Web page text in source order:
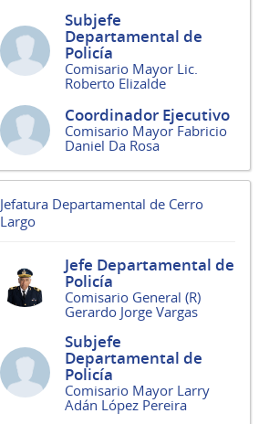
Subjefe
Departamental de
Policía
Comisario Mayor Lic.
Roberto Elizalde
Coordinador Ejecutivo
Comisario Mayor Fabricio
Daniel Da Rosa
Jefatura Departamental de Cerro
Largo
Jefe Departamental de
Policía
Comisario General (R)
Gerardo Jorge Vargas
Subjefe
Departamental de
Policía
Comisario Mayor Larry
Adán López Pereira